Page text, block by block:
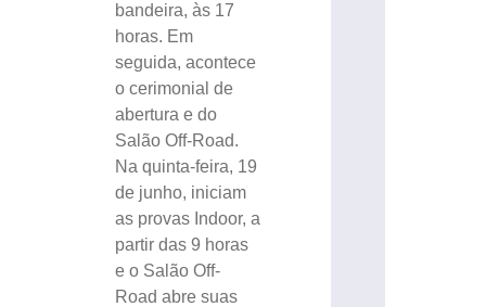
bandeira, às 17
horas. Em
seguida, acontece
o cerimonial de
abertura e do
Salão Off-Road.
Na quinta-feira, 19
de junho, iniciam
as provas Indoor, a
partir das 9 horas
e o Salão Off-
Road abre suas